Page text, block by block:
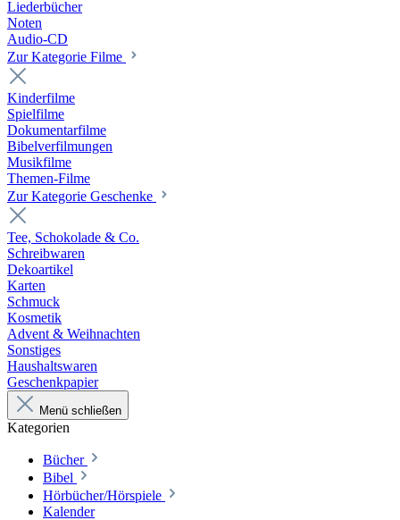
Liederbücher
Noten
Audio-CD
Zur Kategorie Filme
Kinderfilme
Spielfilme
Dokumentarfilme
Bibelverfilmungen
Musikfilme
Themen-Filme
Zur Kategorie Geschenke
Tee, Schokolade & Co.
Schreibwaren
Dekoartikel
Karten
Schmuck
Kosmetik
Advent & Weihnachten
Sonstiges
Haushaltswaren
Geschenkpapier
Menü schließen
Kategorien
Bücher
Bibel
Hörbücher/Hörspiele
Kalender